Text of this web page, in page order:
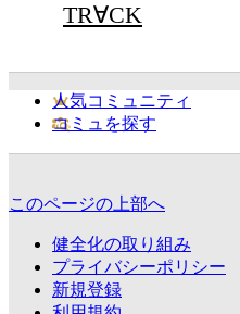
TR∀CK
人気コミュニティ
コミュを探す
このページの上部へ
健全化の取り組み
プライバシーポリシー
新規登録